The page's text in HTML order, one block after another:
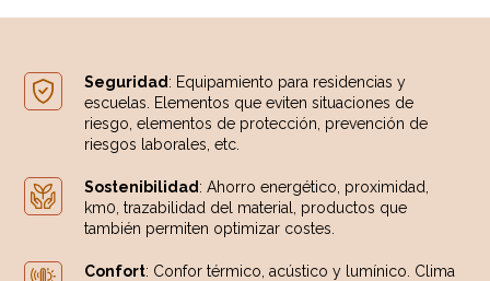
Seguridad : Equipamiento para residencias y
escuelas. Elementos que eviten situaciones de
riesgo, elementos de protección, prevención de
riesgos laborales, etc.
Sostenibilidad : Ahorro energético, proximidad,
km0, trazabilidad del material, productos que
también permiten optimizar costes.
Confort: Confor térmico, acústico y lumínico. Clima